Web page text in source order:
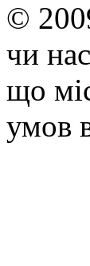
©
чи
що
умов